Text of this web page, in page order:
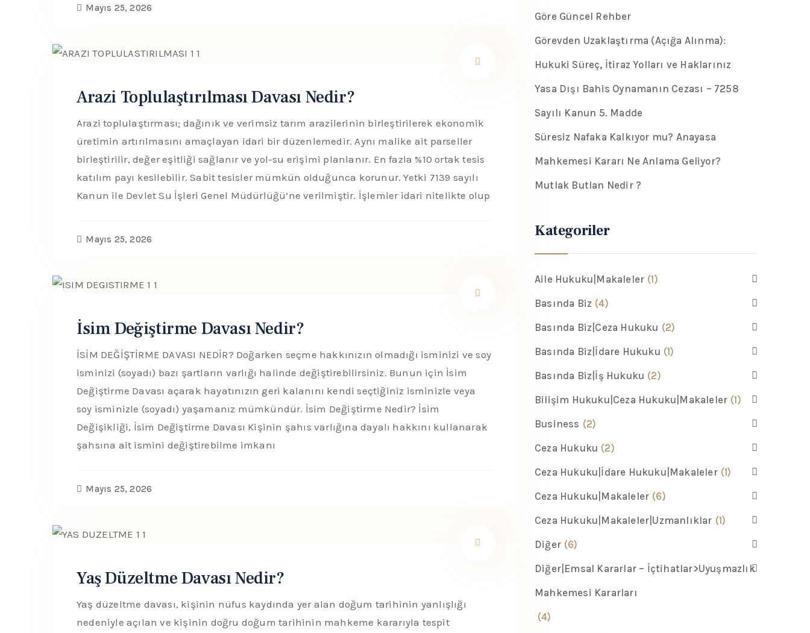
Mayıs 25, 2026
Arazi Toplulaştırılması Davası Nedir?
Arazi toplulaştırması; dağınık ve verimsiz tarım arazilerinin birleştirilerek ekonomik
üretimin artırılmasını amaçlayan idari bir düzenlemedir. Aynı malike ait parseller
birleştirilir, değer eşitliği sağlanır ve yol-su erişimi planlanır. En fazla %10 ortak tesis
katılım payı kesilebilir. Sabit tesisler mümkün olduğunca korunur. Yetki 7139 sayılı
Kanun ile Devlet Su İşleri Genel Müdürlüğü’ne verilmiştir. İşlemler idari nitelikte olup
Mayıs 25, 2026
İsim Değiştirme Davası Nedir?
İSİM DEĞİŞTİRME DAVASI NEDİR? Doğarken seçme hakkınızın olmadığı isminizi ve soy
isminizi (soyadı) bazı şartların varlığı halinde değiştirebilirsiniz. Bunun için İsim
Değiştirme Davası açarak hayatınızın geri kalanını kendi seçtiğiniz isminizle veya
soy isminizle (soyadı) yaşamanız mümkündür. İsim Değiştirme Nedir? İsim
Değişikliği, İsim Değiştirme Davası Kişinin şahıs varlığına dayalı hakkını kullanarak
şahsına ait ismini değiştirebilme imkanı
Mayıs 25, 2026
Yaş Düzeltme Davası Nedir?
Yaş düzeltme davası, kişinin nüfus kaydında yer alan doğum tarihinin yanlışlığı
nedeniyle açılan ve kişinin doğru doğum tarihinin mahkeme kararıyla tespit
Göre Güncel Rehber
Görevden Uzaklaştırma (Açığa Alınma):
Hukuki Süreç, İtiraz Yolları ve Haklarınız
Yasa Dışı Bahis Oynamanın Cezası – 7258
Sayılı Kanun 5. Madde
Süresiz Nafaka Kalkıyor mu? Anayasa
Mahkemesi Kararı Ne Anlama Geliyor?
Mutlak Butlan Nedir ?
Kategoriler
Aile Hukuku|Makaleler (1)
Basında Biz (4)
Basında Biz|Ceza Hukuku (2)
Basında Biz|İdare Hukuku (1)
Basında Biz|İş Hukuku (2)
Bilişim Hukuku|Ceza Hukuku|Makaleler (1)
Business (2)
Ceza Hukuku (2)
Ceza Hukuku|İdare Hukuku|Makaleler (1)
Ceza Hukuku|Makaleler (6)
Ceza Hukuku|Makaleler|Uzmanlıklar (1)
Diğer (6)
Diğer|Emsal Kararlar – İçtihatlar>Uyuşmazlık
Mahkemesi Kararları
(4)